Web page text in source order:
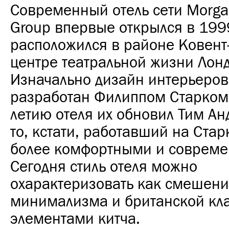
Современный отель сети
Group впервые открылся в
расположился в районе
центре театральной жизни
Изначально дизайн
разработан Филиппом
летию отеля их обновил Тим
то, кстати, работавший на
более комфортными и
Сегодня стиль отеля можно
охарактеризовать как
минимализма и британской
элементами китча.